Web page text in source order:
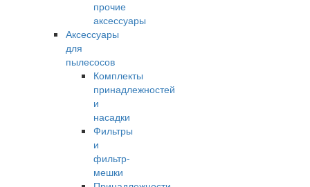
прочие
аксессуары
Аксессуары
для
пылесосов
Комплекты
принадлежностей
и
насадки
Фильтры
и
фильтр-
мешки